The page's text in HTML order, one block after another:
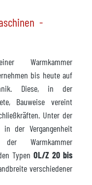
-
Warmkammer
bis heute auf
Diese, in der
Bauweise vereint
Unter der
der Vergangenheit
Warmkammer
TypenOL/Z 20 bis
verschiedener